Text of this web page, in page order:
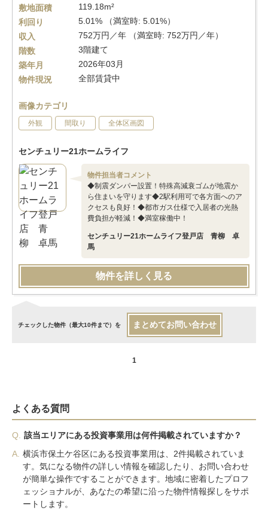
敷地面積
119.18m²
利回り
5.01% （満室時: 5.01%）
収入
752万円／年 （満室時: 752万円／年）
階数
3階建て
築年月
2026年03月
物件現況
全部賃貸中
画像カテゴリ
外観 間取り 全体区画図
センチュリー21ホームライフ
物件担当者コメント
◆制震ダンパー設置！特殊高減衰ゴムが地震か
ら住まいを守ります◆2駅利用可で各方面へのア
クセスも良好！◆都市ガス仕様で入居者の光熱
費負担が軽減！◆満室稼働中！
センチュリー21ホームライフ登戸店 青柳 卓
馬
物件を詳しく見る
チェックした物件（最大10件まで）を まとめてお問い合わせ
1
よくある質問
Q.
該当エリアにある投資事業用は何件掲載されていますか？
A. 横浜市保土ケ谷区にある投資事業用は、2件掲載されていま
す。気になる物件の詳しい情報を確認したり、お問い合わせ
が簡単な操作ですることができます。地域に密着したプロフ
ェッショナルが、あなたの希望に沿った物件情報探しをサポ
ートします。